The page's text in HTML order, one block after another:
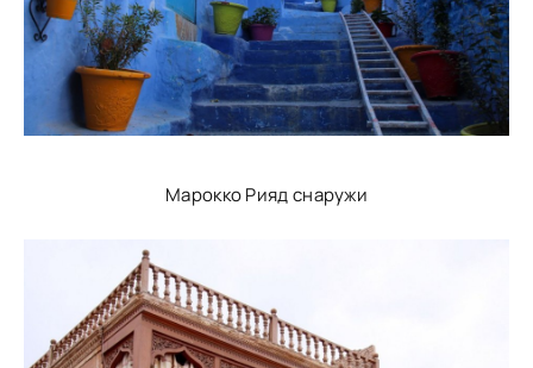
Марокко Рияд снаружи